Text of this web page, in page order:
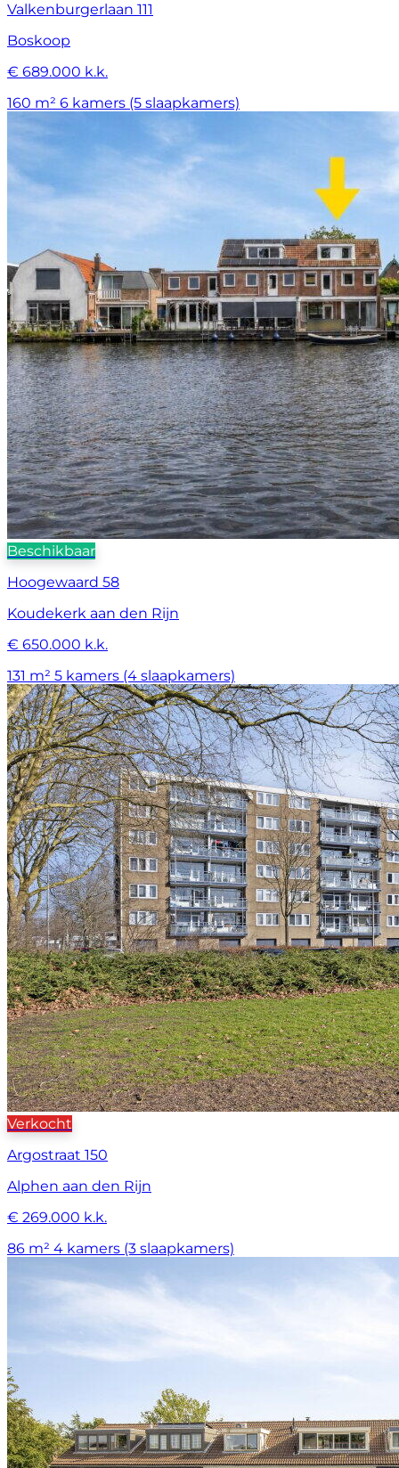
Valkenburgerlaan 111
Boskoop
€ 689.000 k.k.
160 m² 6 kamers (5 slaapkamers)
Beschikbaar
Hoogewaard 58
Koudekerk aan den Rijn
€ 650.000 k.k.
131 m² 5 kamers (4 slaapkamers)
Verkocht
Argostraat 150
Alphen aan den Rijn
€ 269.000 k.k.
86 m² 4 kamers (3 slaapkamers)